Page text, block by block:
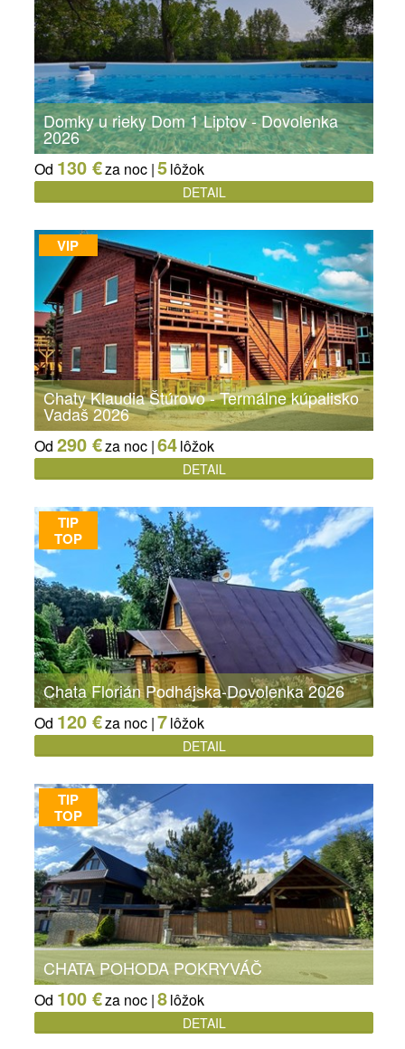
Domky u rieky Dom 1 Liptov - Dovolenka
2026
Od 130 €za noc |5lôžok
DETAIL
VIP
Chaty Klaudia Štúrovo - Termálne kúpalisko
Vadaš 2026
Od 290 €za noc |64lôžok
DETAIL
TIP
TOP
Chata Florián Podhájska-Dovolenka 2026
Od 120 €za noc |7lôžok
DETAIL
TIP
TOP
CHATA POHODA POKRYVÁČ
Od 100 €za noc |8lôžok
DETAIL